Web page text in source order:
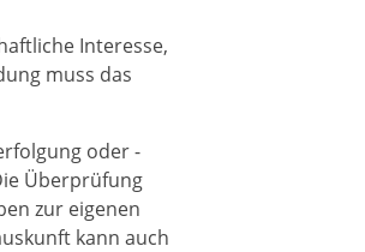
Interesse,
muss das
oder -
Überprüfung
zur eigenen
kann auch